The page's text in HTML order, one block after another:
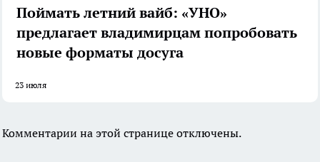
Поймать летний вайб: «УНО»
предлагает владимирцам попробовать
новые форматы досуга
23 июля
Комментарии на этой странице отключены.